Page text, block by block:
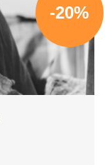
-20%